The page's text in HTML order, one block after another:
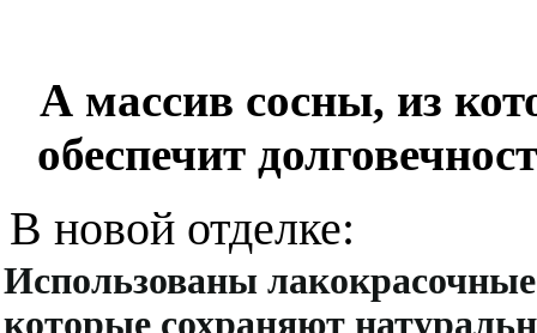
А массив сосны, из
обеспечит
В новой отделке:
Использованы
которые сохраняют